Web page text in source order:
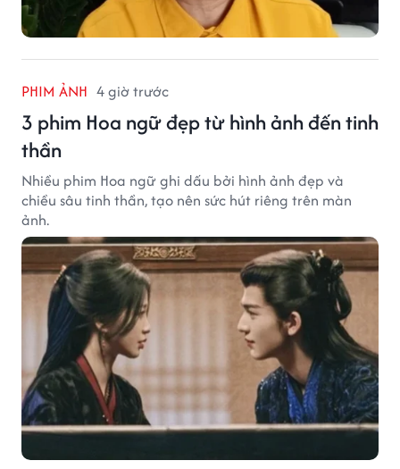
PHIM ẢNH 4 giờ trước
3 phim Hoa ngữ đẹp từ hình ảnh đến tinh
thần
Nhiều phim Hoa ngữ ghi dấu bởi hình ảnh đẹp và
chiều sâu tinh thần, tạo nên sức hút riêng trên màn
ảnh.